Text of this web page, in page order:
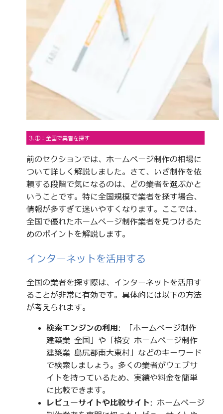
3.①：全国で業者を探す
前のセクションでは、ホームページ制作の相場に
ついて詳しく解説しました。さて、いざ制作を依
頼する段階で気になるのは、どの業者を選ぶかと
いうことです。特に全国規模で業者を探す場合、
情報が多すぎて迷いやすくなります。ここでは、
全国で優れたホームページ制作業者を見つけるた
めのポイントを解説します。
インターネットを活用する
全国の業者を探す際は、インターネットを活用す
ることが非常に有効です。具体的には以下の方法
が考えられます。
検索エンジンの利用 : 「ホームページ制作
建築業 全国」や「格安 ホームページ制作
建築業 島尻郡南大東村」などのキーワード
で検索しましょう。多くの業者がウェブサ
イトを持っているため、実績や料金を簡単
に比較できます。
レビューサイトや比較サイト: ホームページ